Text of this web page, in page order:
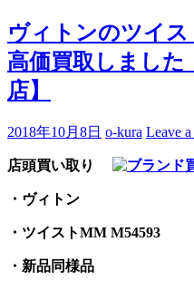
ヴィトンのツイ
高価買取しまし
店】
2018年10月8日 o-kura Leave
店頭買い取り
・ヴィトン
・ツイストMM M54593
・新品同様品